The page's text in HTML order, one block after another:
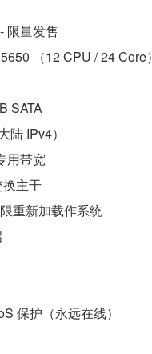
限量发售
（12 CPU / 24 Core）
SATA
陆 IPv4）
用带宽
主干
重新加载作系统
保护（永远在线）